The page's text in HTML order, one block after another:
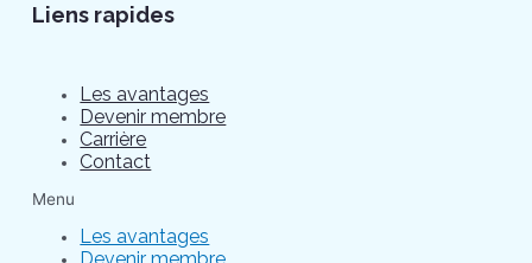
Liens rapides
Les avantages
Devenir membre
Carrière
Contact
Menu
Les avantages